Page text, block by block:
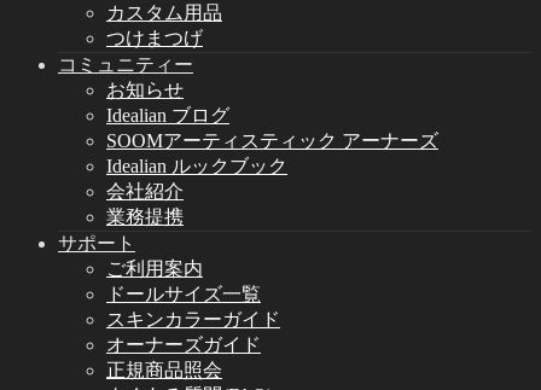
カスタム用品
つけまつげ
コミュニティー
お知らせ
Idealian ブログ
SOOMアーティスティック アーナーズ
Idealian ルックブック
会社紹介
業務提携
サポート
ご利用案内
ドールサイズ一覧
スキンカラーガイド
オーナーズガイド
正規商品照会